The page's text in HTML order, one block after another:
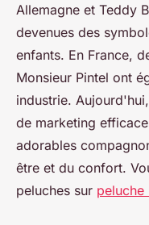
Allemagne et Teddy
devenues des
enfants. En France,
Monsieur Pintel ont
industrie.
de marketing
adorables
être et du confort.
peluches sur peluche